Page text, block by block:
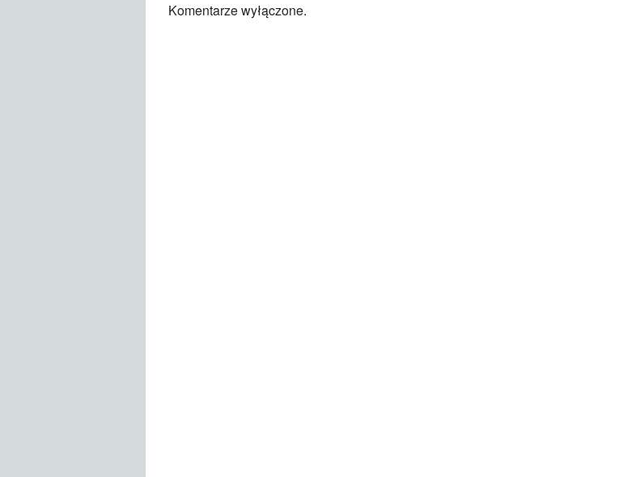
Komentarze wyłączone.